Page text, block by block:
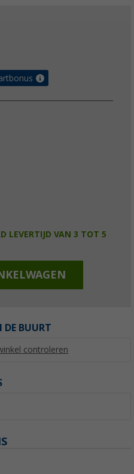
LEVERTIJD VAN 3 TOT 5
DE BUURT
controleren